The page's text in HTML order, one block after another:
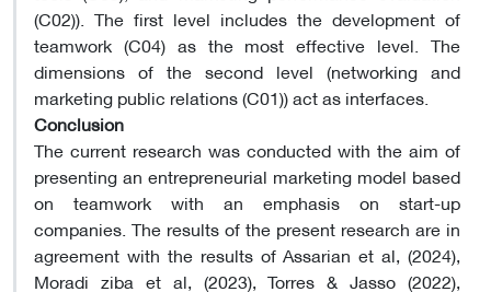
(C02)). The first level includes the development of
teamwork (C04) as the most effective level. The
dimensions of the second level (networking and
marketing public relations (C01)) act as interfaces.
Conclusion
The current research was conducted with the aim of
presenting an entrepreneurial marketing model based
on teamwork with an emphasis on start-up
companies. The results of the present research are in
agreement with the results of Assarian et al, (2024),
Moradi ziba et al, (2023), Torres & Jasso (2022),